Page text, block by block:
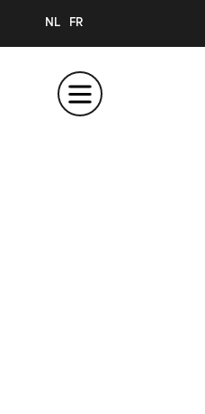
NL FR